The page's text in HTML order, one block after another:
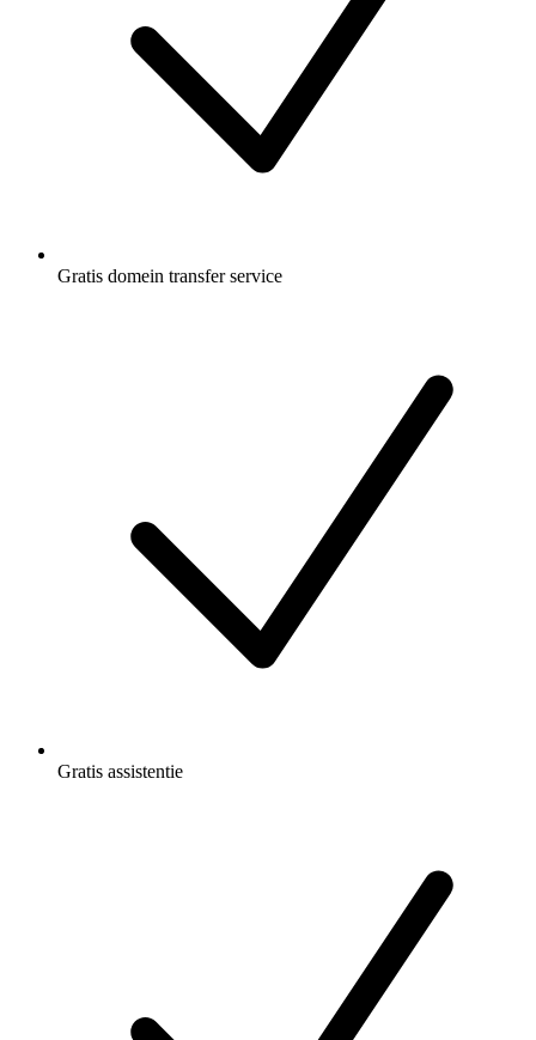
Gratis domein transfer service
Gratis assistentie